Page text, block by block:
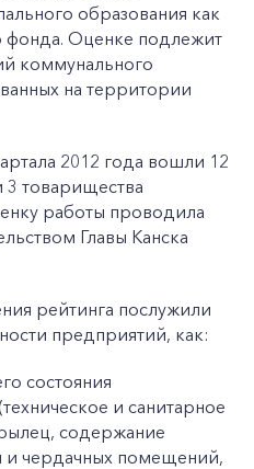
образования как
фонда. Оценке подлежит
коммунального
на территории
2012 года вошли 12
товарищества
работы проводила
Главы Канска
рейтинга послужили
предприятий, как:
состояния
и санитарное
содержание
чердачных помещений,